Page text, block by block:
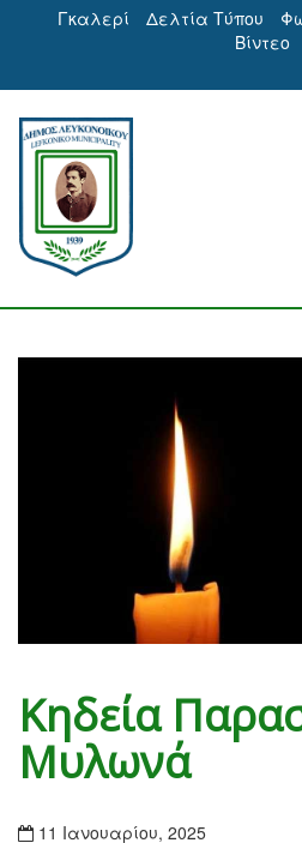
Γκαλερί Δελτία Τύπου
Βίντεο
Κηδεία
Μυλωνά
11 Ιανουαρίου, 2025